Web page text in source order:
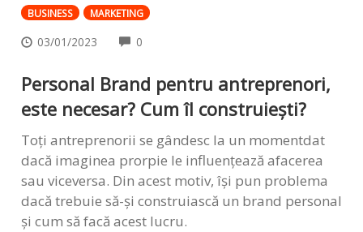
BUSINESS MARKETING
03/01/2023 0
Personal Brand pentru antreprenori,
este necesar? Cum îl construiești?
Toți antreprenorii se gândesc la un momentdat
dacă imaginea prorpie le influențează afacerea
sau viceversa. Din acest motiv, își pun problema
dacă trebuie să-și construiască un brand personal
și cum să facă acest lucru.